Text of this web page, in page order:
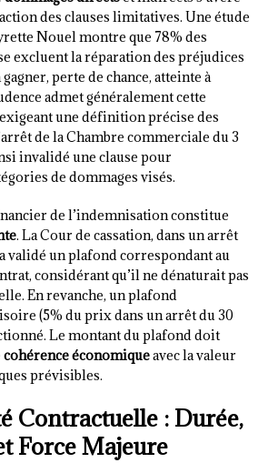
des clauses limitatives. Une étude
Nouel montre que 78% des
excluent la réparation des préjudices
perte de chance, atteinte à
admet généralement cette
une définition précise des
de la Chambre commerciale du 3
invalidé une clause pour
de dommages visés.
de l’indemnisation constitue
. La Cour de cassation, dans un arrêt
validé un plafond correspondant au
considérant qu’il ne dénaturait pas
En revanche, un plafond
(5% du prix dans un arrêt du 30
Le montant du plafond doit
cohérence économiqueavec la valeur
prévisibles.
Contractuelle : Durée,
Force Majeure